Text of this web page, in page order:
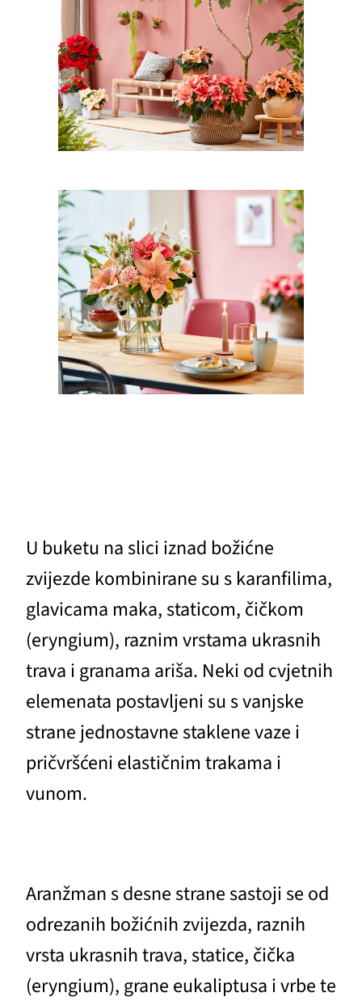
U buketu na slici iznad božićne
zvijezde kombinirane su s karanfilima,
glavicama maka, staticom, čičkom
(eryngium), raznim vrstama ukrasnih
trava i granama ariša. Neki od cvjetnih
elemenata postavljeni su s vanjske
strane jednostavne staklene vaze i
pričvršćeni elastičnim trakama i
vunom.
Aranžman s desne strane sastoji se od
odrezanih božićnih zvijezda, raznih
vrsta ukrasnih trava, statice, čička
(eryngium), grane eukaliptusa i vrbe te